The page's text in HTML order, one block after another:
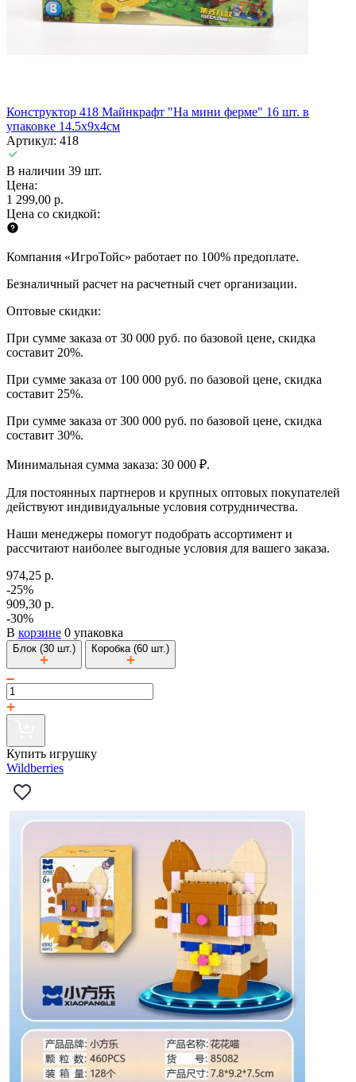
Конструктор 418 Майнкрафт "На мини ферме" 16 шт. в
упаковке 14.5х9х4см
Артикул: 418
В наличии 39 шт.
Цена:
1 299,00 р.
Цена со скидкой:
Компания «ИгроТойс» работает по 100% предоплате.
Безналичный расчет на расчетный счет организации.
Оптовые скидки:
При сумме заказа от 30 000 руб. по базовой цене, скидка
составит 20%.
При сумме заказа от 100 000 руб. по базовой цене, скидка
составит 25%.
При сумме заказа от 300 000 руб. по базовой цене, скидка
составит 30%.
Минимальная сумма заказа: 30 000 ₽.
Для постоянных партнеров и крупных оптовых покупателей
действуют индивидуальные условия сотрудничества.
Наши менеджеры помогут подобрать ассортимент и
рассчитают наиболее выгодные условия для вашего заказа.
974,25 р.
-25%
909,30 р.
-30%
В корзине 0 упаковка
Блок (30 шт.) Коробка (60 шт.)
Купить игрушку
Wildberries